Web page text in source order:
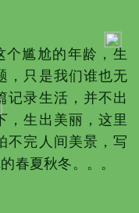
尴尬的年龄，生
，只是我们谁也无
记录生活，并不出
，生出美丽，这里
不完人间美景，写
春夏秋冬。。。